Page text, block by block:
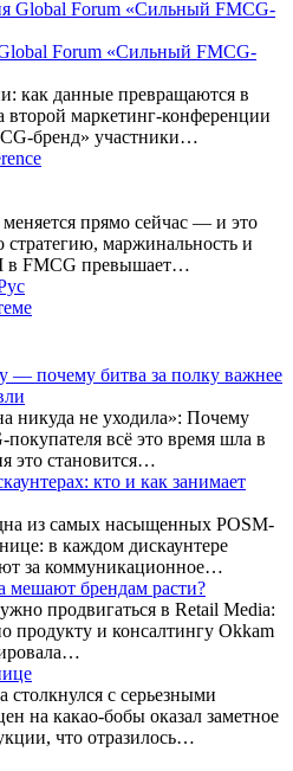
Forum «Сильный FMCG-
как данные превращаются в
второй маркетинг-конференции
бренд» участники…
прямо сейчас — и это
маржинальность и
в FMCG превышает…
— почему битва за полку важнее
никуда не уходила»: Почему
покупателя всё это время шла в
это становится…
кто и как занимает
из самых насыщенных POSM-
в каждом дискаунтере
за коммуникационное…
мешают брендам расти?
продвигаться в Retail Media:
продукту и консалтингу Okkam
с серьезными
на какао-бобы оказал заметное
что отразилось…